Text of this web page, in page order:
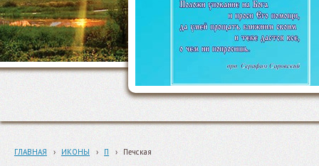
ГЛАВНАЯ › ИКОНЫ › П › Печская